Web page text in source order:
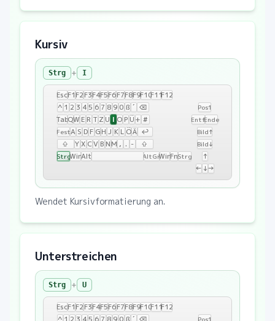
Kursiv
Strg + I
EscF1F2F3F4F5F6F7F8F9F10F11F12
^ 1 2 3 4 5 6 7 8 9 0 ß ´ ⌫
TabQWE R T Z U I OP Ü+ #
FestA S D F GH J K L ÖÄ ↩
⇧
Y X CVBNM , . - ⇧
StrgWinAlt AltGrWinFnStrg
Pos1
EntfEnde
Bild↑
Bild↓
↑
← ↓→
Wendet Kursivformatierung an.
Unterstreichen
Strg + U
EscF1F2F3F4F5F6F7F8F9F10F11F12
^ 1 2 3 4 5 6 7 8 9 0 ß ´ ⌫